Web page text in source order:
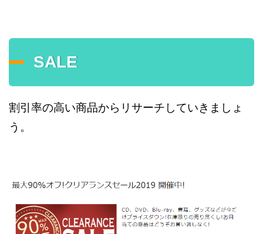
SALE
割引率の高い商品からリサーチしていきましょ
う。